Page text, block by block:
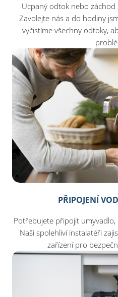
Ucpaný odtok nebo
Zavolejte nás a do hodiny
vyčistíme všechny odtoky,
PŘIPOJENÍ
Potřebujete připojit
Naši spolehliví instalatéři
zařízení pro